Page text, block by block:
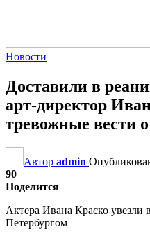
Новости
Доставили в
арт-директор
тревожные вести
Автор admin
90
Поделится
Актера Ивана Краско увезли
Петербургом